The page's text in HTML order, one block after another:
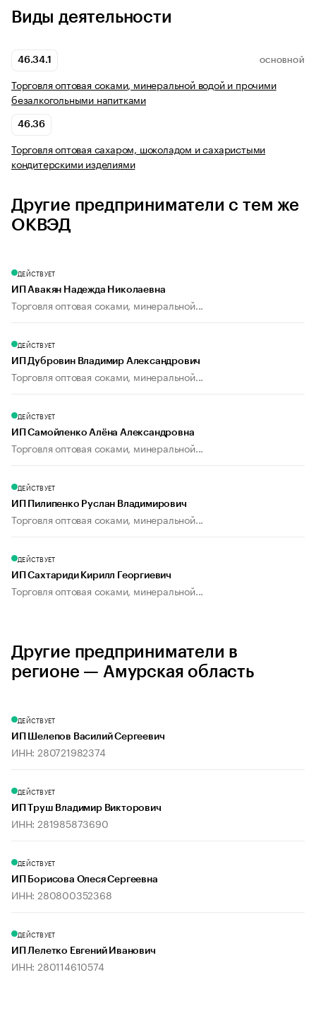
Виды деятельности
46.34.1 ОСНОВНОЙ
Торговля оптовая соками, минеральной водой и прочими
безалкогольными напитками
46.36
Торговля оптовая сахаром, шоколадом и сахаристыми
кондитерскими изделиями
Другие предприниматели с тем же
ОКВЭД
ДЕЙСТВУЕТ
ИП Авакян Надежда Николаевна
Торговля оптовая соками, минеральной...
ДЕЙСТВУЕТ
ИП Дубровин Владимир Александрович
Торговля оптовая соками, минеральной...
ДЕЙСТВУЕТ
ИП Самойленко Алёна Александровна
Торговля оптовая соками, минеральной...
ДЕЙСТВУЕТ
ИП Пилипенко Руслан Владимирович
Торговля оптовая соками, минеральной...
ДЕЙСТВУЕТ
ИП Сахтариди Кирилл Георгиевич
Торговля оптовая соками, минеральной...
Другие предприниматели в
регионе — Амурская область
ДЕЙСТВУЕТ
ИП Шелепов Василий Сергеевич
ИНН: 280721982374
ДЕЙСТВУЕТ
ИП Труш Владимир Викторович
ИНН: 281985873690
ДЕЙСТВУЕТ
ИП Борисова Олеся Сергеевна
ИНН: 280800352368
ДЕЙСТВУЕТ
ИП Лелетко Евгений Иванович
ИНН: 280114610574